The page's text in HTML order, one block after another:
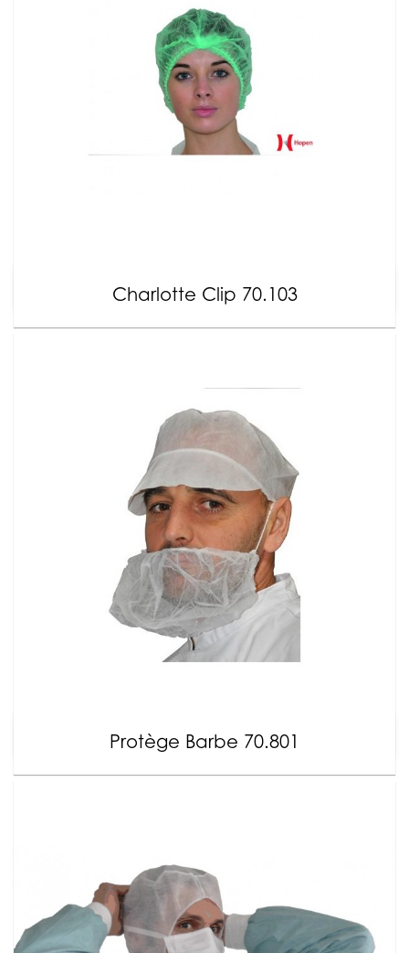
Charlotte Clip 70.103
Protège Barbe 70.801